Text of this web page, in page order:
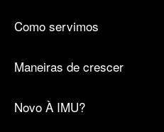
Como servimos
Maneiras de crescer
Novo À IMU?